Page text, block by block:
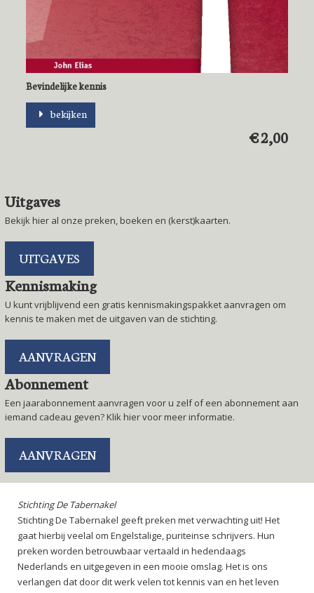
Bevindelijke kennis
bekijken
€ 2,00
Uitgaves
Bekijk hier al onze preken, boeken en (kerst)kaarten.
UITGAVES
Kennismaking
U kunt vrijblijvend een gratis kennismakingspakket aanvragen om
kennis te maken met de uitgaven van de stichting.
AANVRAGEN
Abonnement
Een jaarabonnement aanvragen voor u zelf of een abonnement aan
iemand cadeau geven? Klik hier voor meer informatie.
AANVRAGEN
Stichting De Tabernakel
Stichting De Tabernakel geeft preken met verwachting uit! Het
gaat hierbij veelal om Engelstalige, puriteinse schrijvers. Hun
preken worden betrouwbaar vertaald in hedendaags
Nederlands en uitgegeven in een mooie omslag. Het is ons
verlangen dat door dit werk velen tot kennis van en het leven